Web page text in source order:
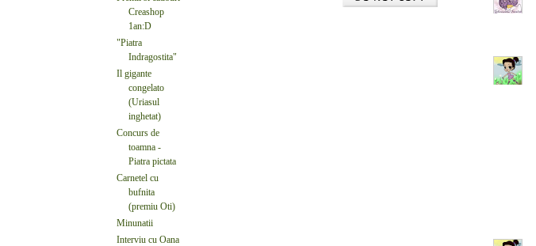
Creashop
1an:D
"Piatra
Indragostita"
Il gigante
congelato
(Uriasul
inghetat)
Concurs de
toamna -
Piatra pictata
Carnetel cu
bufnita
(premiu Oti)
Minunatii
Interviu cu Oana